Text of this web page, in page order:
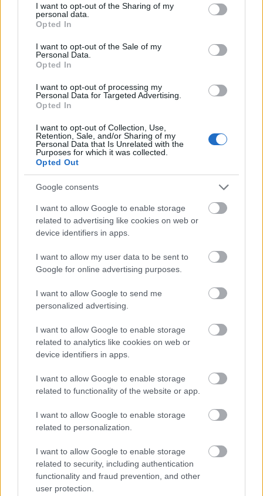
not limited to your visit or usage behaviour. You may click to
grant or deny consent to Google and its third-party tags to
use your data for below specified purposes in below Google
consent section.
I want to opt-out of the Sharing of my
personal data.
Opted In
I want to opt-out of the Sale of my
Personal Data.
Opted In
I want to opt-out of processing my
Personal Data for Targeted Advertising.
Opted In
I want to opt-out of Collection, Use,
Retention, Sale, and/or Sharing of my
Personal Data that Is Unrelated with the
Purposes for which it was collected.
Opted Out
Google consents
I want to allow Google to enable storage
related to advertising like cookies on web or
device identifiers in apps.
I want to allow my user data to be sent to
Google for online advertising purposes.
I want to allow Google to send me
personalized advertising.
I want to allow Google to enable storage
related to analytics like cookies on web or
device identifiers in apps.
I want to allow Google to enable storage
related to functionality of the website or app.
I want to allow Google to enable storage
related to personalization.
I want to allow Google to enable storage
related to security, including authentication
functionality and fraud prevention, and other
user protection.
Kiadó:Bella Union
Megjelenés: 2019
Hó Márton
Piroshka:Brickbat